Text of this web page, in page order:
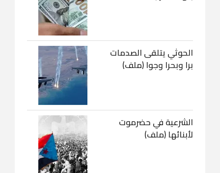
الحوثي يتلقى الصدمات
برا وبحرا وجوا (ملف)
الشرعية في حضرموت
لأبنائها (ملف)